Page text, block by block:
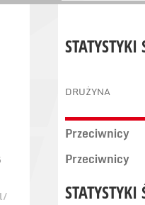
DRUŻYNA
Przeciwnicy
Przeciwnicy
STATYSTYKI